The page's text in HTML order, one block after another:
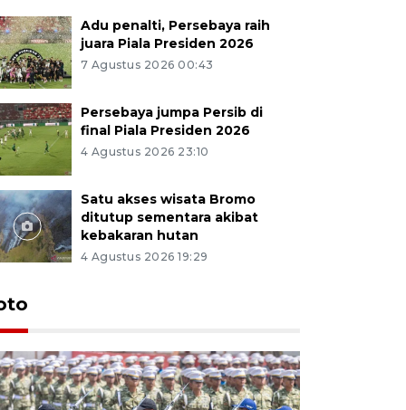
Adu penalti, Persebaya raih
juara Piala Presiden 2026
7 Agustus 2026 00:43
Persebaya jumpa Persib di
final Piala Presiden 2026
4 Agustus 2026 23:10
Satu akses wisata Bromo
ditutup sementara akibat
kebakaran hutan
4 Agustus 2026 19:29